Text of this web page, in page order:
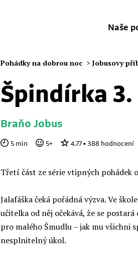
Naše
Pohádky na dobrou noc > Jobusovy
Špindírka 3.
Braňo Jobus
5 min 5+ 4.77• 388 hodnocení
Třetí část ze série vtipných pohádek
Jalafáška čeká pořádná výzva. Ve
učitelka od něj očekává, že se
pro malého Šmudlu – jak mu všichni
nesplnitelný úkol.